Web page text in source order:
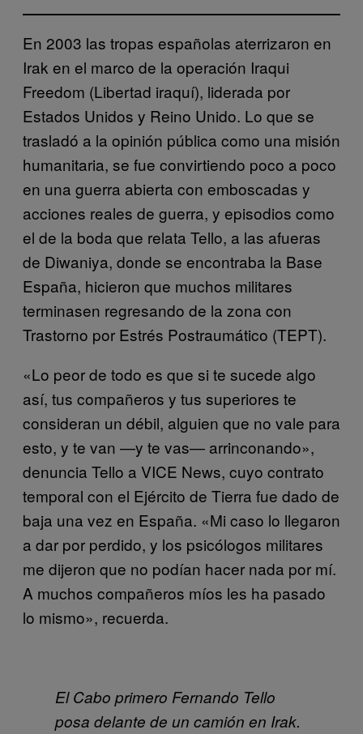
En 2003 las tropas españolas aterrizaron en
Irak en el marco de la operación Iraqui
Freedom (Libertad iraquí), liderada por
Estados Unidos y Reino Unido. Lo que se
trasladó a la opinión pública como una misión
humanitaria, se fue convirtiendo poco a poco
en una guerra abierta con emboscadas y
acciones reales de guerra, y episodios como
el de la boda que relata Tello, a las afueras
de Diwaniya, donde se encontraba la Base
España, hicieron que muchos militares
terminasen regresando de la zona con
Trastorno por Estrés Postraumático (TEPT).
«Lo peor de todo es que si te sucede algo
así, tus compañeros y tus superiores te
consideran un débil, alguien que no vale para
esto, y te van —y te vas— arrinconando»,
denuncia Tello a VICE News, cuyo contrato
temporal con el Ejército de Tierra fue dado de
baja una vez en España. «Mi caso lo llegaron
a dar por perdido, y los psicólogos militares
me dijeron que no podían hacer nada por mí.
A muchos compañeros míos les ha pasado
lo mismo», recuerda.
El Cabo primero Fernando Tello
posa delante de un camión en Irak.